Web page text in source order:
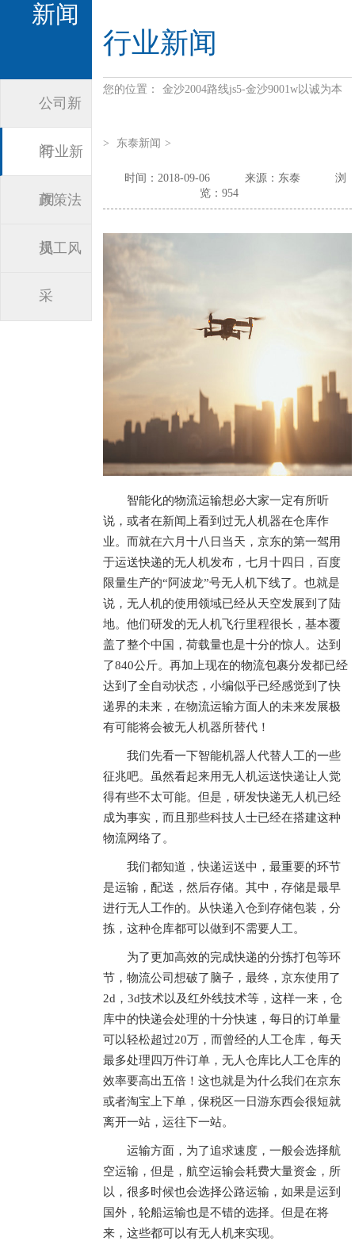
新闻
公司新
闻
行业新
闻
政策法
规
员工风
采
行业新闻
您的位置： 金沙2004路线js5-金沙9001w以诚为本
> 东泰新闻 >
时间：2018-09-06 来源：东泰
浏
览：954
智能化的物流运输想必大家一定有所听
说，或者在新闻上看到过无人机器在仓库作
业。而就在六月十八日当天，京东的第一驾用
于运送快递的无人机发布，七月十四日，百度
限量生产的“阿波龙”号无人机下线了。也就是
说，无人机的使用领域已经从天空发展到了陆
地。他们研发的无人机飞行里程很长，基本覆
盖了整个中国，荷载量也是十分的惊人。达到
了840公斤。再加上现在的物流包裹分发都已经
达到了全自动状态，小编似乎已经感觉到了快
递界的未来，在物流运输方面人的未来发展极
有可能将会被无人机器所替代！
我们先看一下智能机器人代替人工的一些
征兆吧。虽然看起来用无人机运送快递让人觉
得有些不太可能。但是，研发快递无人机已经
成为事实，而且那些科技人士已经在搭建这种
物流网络了。
我们都知道，快递运送中，最重要的环节
是运输，配送，然后存储。其中，存储是最早
进行无人工作的。从快递入仓到存储包装，分
拣，这种仓库都可以做到不需要人工。
为了更加高效的完成快递的分拣打包等环
节，物流公司想破了脑子，最终，京东使用了
2d，3d技术以及红外线技术等，这样一来，仓
库中的快递会处理的十分快速，每日的订单量
可以轻松超过20万，而曾经的人工仓库，每天
最多处理四万件订单，无人仓库比人工仓库的
效率要高出五倍！这也就是为什么我们在京东
或者淘宝上下单，保税区一日游东西会很短就
离开一站，运往下一站。
运输方面，为了追求速度，一般会选择航
空运输，但是，航空运输会耗费大量资金，所
以，很多时候也会选择公路运输，如果是运到
国外，轮船运输也是不错的选择。但是在将
来，这些都可以有无人机来实现。